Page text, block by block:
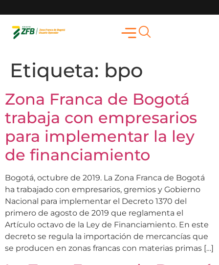
Etiqueta: bpo
Zona Franca de Bogotá
trabaja con empresarios
para implementar la ley
de financiamiento
Bogotá, octubre de 2019. La Zona Franca de Bogotá
ha trabajado con empresarios, gremios y Gobierno
Nacional para implementar el Decreto 1370 del
primero de agosto de 2019 que reglamenta el
Artículo octavo de la Ley de Financiamiento. En este
decreto se regula la importación de mercancías que
se producen en zonas francas con materias primas […]